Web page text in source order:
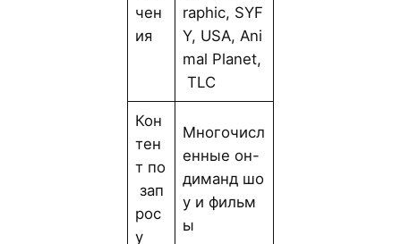
чен
ия
raphic, SYF
Y, USA, Ani
mal Planet,
TLC
Кон
тен
т по
зап
рос
у
Многочисл
енные он-
диманд шо
у и фильм
ы